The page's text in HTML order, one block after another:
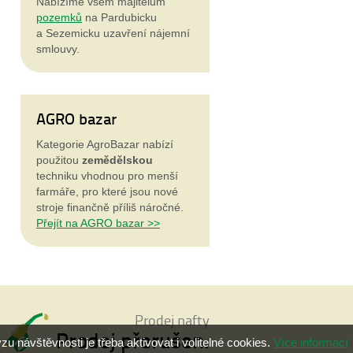
pozemků na Pardubicku
a Sezemicku uzavření nájemní
smlouvy.
AGRO bazar
Kategorie AgroBazar nabízí
použitou zemědělskou
techniku vhodnou pro menší
farmáře, pro které jsou nové
stroje finančně příliš náročné.
Přejít na AGRO bazar >>
Prodej nafty
Prodej přerušen.
návštěvnosti je třeba aktivovat i volitelné cookies. Více informací